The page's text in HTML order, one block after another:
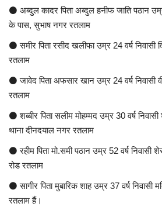
⚫ अब्दुल कादर पिता अब्दुल हनीफ जाति पठान
के पास, सुभाष नगर रतलाम
⚫ समीर पिता रसीद खलीफा उम्र 24 वर्ष निवासी
रतलाम
⚫ जावेद पिता अफसार खान उम्र 24 वर्ष निवासी
रतलाम
⚫ शब्बीर पिता सलीम मोहम्मद उम्र 30 वर्ष
थाना दीनदयाल नगर रतलाम
⚫ रहीम पिता मो.समी पठान उम्र 52 वर्ष निवासी
रोड रतलाम
⚫ सागीर पिता मुबारिक शाह उम्र 37 वर्ष निवासी
रतलाम हैं।